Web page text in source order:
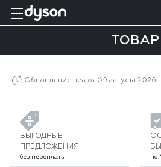
ТОВАР
Выпрямители Dyson Airstrait
Товар
Обновление цен от 09 августа 2026
ВЫГОДНЫЕ
ПРЕДЛОЖЕНИЯ
без переплаты по